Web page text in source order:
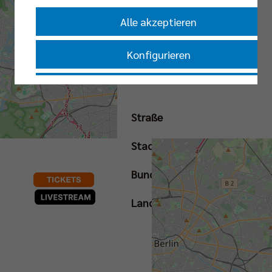
BUNDESLIGA | 25.
SPIELTAG
Straße
Stadt
Bundesland
Land
Alle akzeptieren
Konfigurieren
Nur essenzielle Cookies akzeptieren
Impressum |Datenschutzerklärung